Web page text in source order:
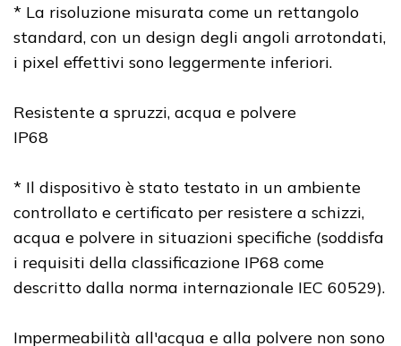
* La risoluzione misurata come un rettangolo
standard, con un design degli angoli arrotondati,
i pixel effettivi sono leggermente inferiori.
Resistente a spruzzi, acqua e polvere
IP68
* Il dispositivo è stato testato in un ambiente
controllato e certificato per resistere a schizzi,
acqua e polvere in situazioni specifiche (soddisfa
i requisiti della classificazione IP68 come
descritto dalla norma internazionale IEC 60529).
Impermeabilità all'acqua e alla polvere non sono